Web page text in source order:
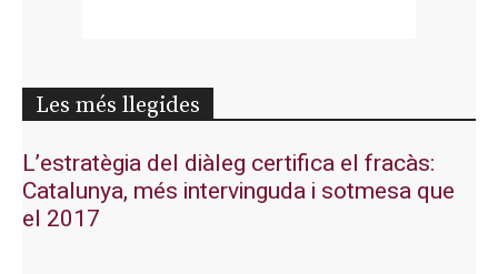
Les més llegides
L’estratègia del diàleg certifica el fracàs:
Catalunya, més intervinguda i sotmesa que
el 2017